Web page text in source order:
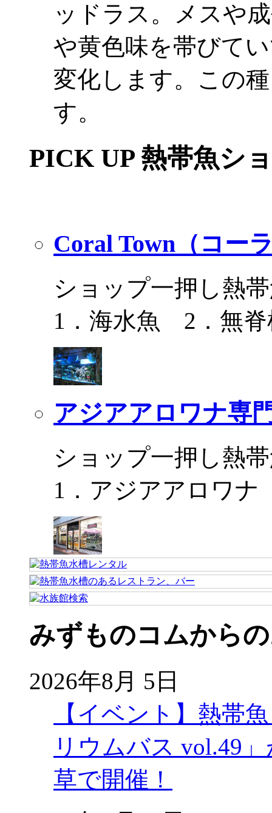
ッドラス。メスや
や黄色味を帯びて
変化します。この
す。
PICK UP 熱帯魚シ
Coral Town（コー
ショップ一押し熱
1．海水魚 2．無脊
アジアアロワナ専
ショップ一押し熱
1．アジアアロワ
みずものコムから
2026年8月 5日
【イベント】熱帯
リウムバス vol.49
草で開催！